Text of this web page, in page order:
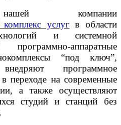
компании
услугв области
и системной
аппаратные
“под ключ”,
программное
переходе на современные
а также осуществляют
студий и станций без